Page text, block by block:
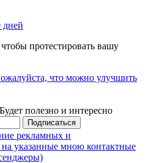
дней
протестировать вашу
что можно улучшить
полезно и интересно
Подписаться
рекламных и
указанные мною контактные